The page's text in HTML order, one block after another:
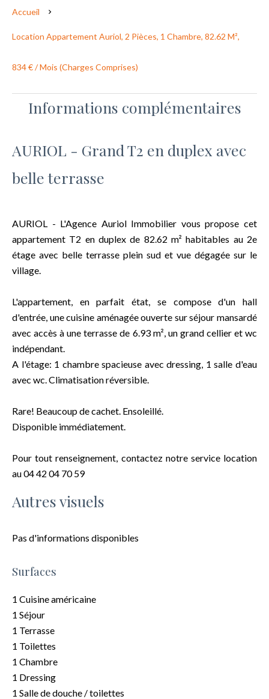
Accueil
Location Appartement Auriol, 2 Pièces, 1 Chambre, 82.62 M²,
834 € / Mois (Charges Comprises)
Informations complémentaires
AURIOL - Grand T2 en duplex avec
belle terrasse
AURIOL - L'Agence Auriol Immobilier vous propose cet
appartement T2 en duplex de 82.62 m² habitables au 2e
étage avec belle terrasse plein sud et vue dégagée sur le
village.
L'appartement, en parfait état, se compose d'un hall
d'entrée, une cuisine aménagée ouverte sur séjour mansardé
avec accès à une terrasse de 6.93 m², un grand cellier et wc
indépendant.
A l'étage: 1 chambre spacieuse avec dressing, 1 salle d'eau
avec wc. Climatisation réversible.
Rare! Beaucoup de cachet. Ensoleillé.
Disponible immédiatement.
Pour tout renseignement, contactez notre service location
au 04 42 04 70 59
Autres visuels
Pas d'informations disponibles
Surfaces
1 Cuisine américaine
1 Séjour
1 Terrasse
1 Toilettes
1 Chambre
1 Dressing
1 Salle de douche / toilettes